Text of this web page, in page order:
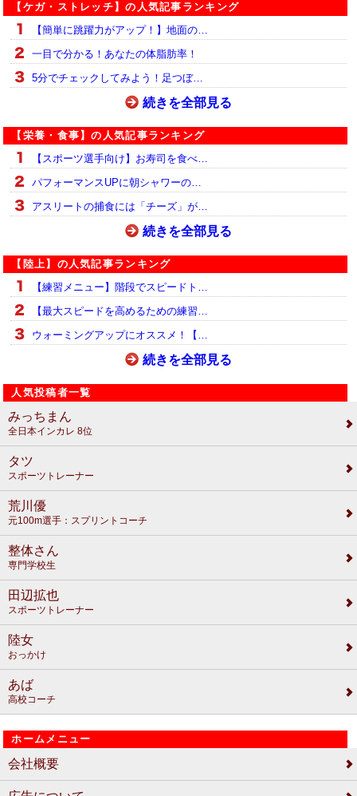
【ケガ・ストレッチ】の人気記事ランキング
【簡単に跳躍力がアップ！】地面の…
一目で分かる！あなたの体脂肪率！
5分でチェックしてみよう！足つぼ…
続きを全部見る
【栄養・食事】の人気記事ランキング
【スポーツ選手向け】お寿司を食べ…
パフォーマンスUPに朝シャワーの…
アスリートの捕食には「チーズ」が…
続きを全部見る
【陸上】の人気記事ランキング
【練習メニュー】階段でスピードト…
【最大スピードを高めるための練習…
ウォーミングアップにオススメ！【…
続きを全部見る
人気投稿者一覧
みっちまん
全日本インカレ 8位
タツ
スポーツトレーナー
荒川優
元100m選手：スプリントコーチ
整体さん
専門学校生
田辺拡也
スポーツトレーナー
陸女
おっかけ
あば
高校コーチ
ホームメニュー
会社概要